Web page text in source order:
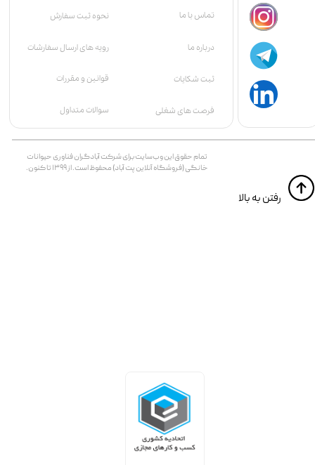
تمام حقوق اين وب‌سايت برای شرکت آبادگران فناوری حیوانات
خانگی (فروشگاه آنلاین پت آباد) محفوظ است. از ۱۳۹۹ تا کنون.
​​رفتن به بالا
نحوه ثبت سفارش
رویه های ارسال سفارشات
قوانین و مقررات
سوالات متداول
تماس با ما
درباره ما
ثبت شکایات
فرصت های شغلی